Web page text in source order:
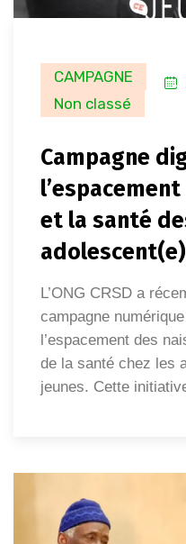
CAMPAGNE
Non classé
Campagne
et la santé
L’ONG CRSD a
campagne
l’espacement des
de la santé chez les
jeunes. Cette